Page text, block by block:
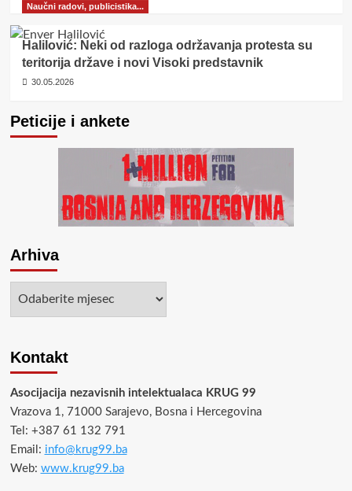
Naučni radovi, publicistika...
Halilović: Neki od razloga održavanja protesta su
teritorija države i novi Visoki predstavnik
30.05.2026
Peticije i ankete
Arhiva
Kontakt
Asocijacija nezavisnih intelektualaca KRUG 99
Vrazova 1, 71000 Sarajevo, Bosna i Hercegovina
Tel: +387 61 132 791
Email: info@krug99.ba
Web: www.krug99.ba